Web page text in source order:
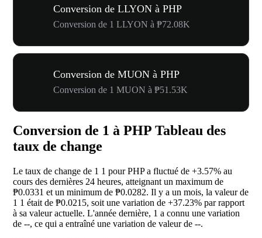
Conversion de LLYON à PHP
Conversion de 1 LLYON à ₱72.08K
Conversion de MUON à PHP
Conversion de 1 MUON à ₱51.53K
Conversion de 1 à PHP Tableau des
taux de change
Le taux de change de 1 1 pour PHP a fluctué de +3.57% au
cours des dernières 24 heures, atteignant un maximum de
₱0.0331 et un minimum de ₱0.0282. Il y a un mois, la valeur de
1 1 était de ₱0.0215, soit une variation de +37.23% par rapport
à sa valeur actuelle. L'année dernière, 1 a connu une variation
de --, ce qui a entraîné une variation de valeur de --.